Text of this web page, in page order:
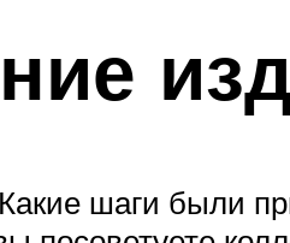
шаги были